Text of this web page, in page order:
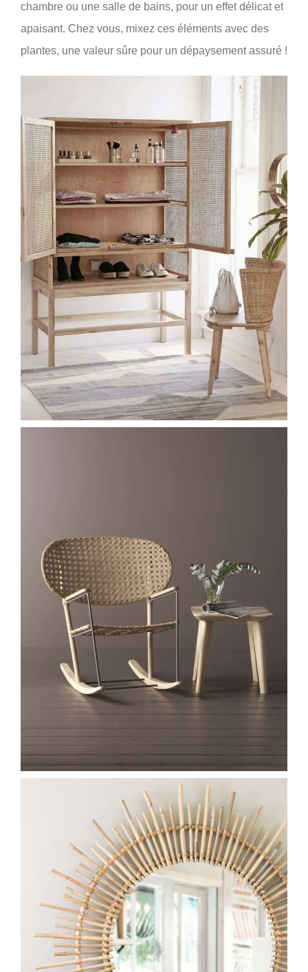
chambre ou une salle de bains, pour un effet délicat et
apaisant. Chez vous, mixez ces éléments avec des
plantes, une valeur sûre pour un dépaysement assuré !